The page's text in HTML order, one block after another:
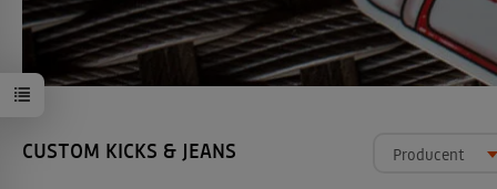
Producent
CUSTOM KICKS & JEANS